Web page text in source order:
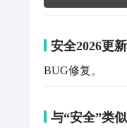
安全2026更
BUG修复。
与“安全”类